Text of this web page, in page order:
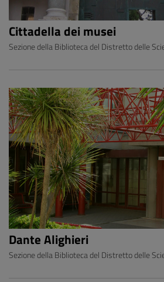
Cittadella dei musei
Sezione della Biblioteca del Distretto delle
Dante Alighieri
Sezione della Biblioteca del Distretto delle